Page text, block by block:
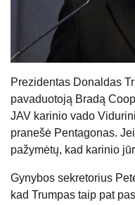
Prezidentas Donaldas
pavaduotoją Bradą
JAV karinio vado
pranešė Pentagonas.
pažymėtų, kad karinio
Gynybos sekretorius
kad Trumpas taip pat